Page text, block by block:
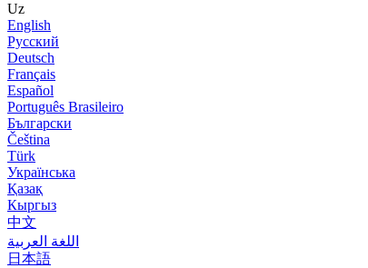
Uz
English
Русский
Deutsch
Français
Español
Português Brasileiro
Български
Čeština
Türk
Українська
Қазақ
Кыргыз
中文
اللغة العربية
日本語